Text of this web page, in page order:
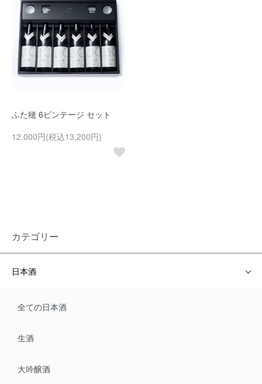
ふた穂 6ビンテージ セット
12,000円(税込13,200円)
カテゴリー
日本酒
全ての日本酒
生酒
大吟醸酒